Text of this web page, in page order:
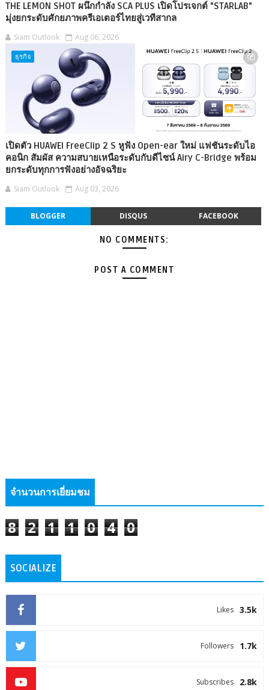
THE LEMON SHOT ผนึกกำลัง SCA PLUS เปิดโปรเจกต์ "STARLAB"
มุ่งยกระดับศักยภาพครีเอเตอร์ไทยสู่เวทีสากล
Siam Outlook Aug 06, 2026
ธุรกิจ
เปิดตัว HUAWEI FreeClip 2 S หูฟัง Open-ear ใหม่ แฟชันระดับไอ
คอนิก สัมผัส ความสบายเหนือระดับกับดีไซน์ Airy C-Bridge พร้อม
ยกระดับทุกการฟังอย่างอัจฉริยะ
Siam Outlook Aug 03, 2026
BLOGGER DISQUS FACEBOOK
NO COMMENTS:
POST A COMMENT
จำนวนการเยี่ยมชม
8 2 1 1 0 4 0
SOCIALIZE
3.5k
Likes
1.7k
Followers
2.8k
Subscribes